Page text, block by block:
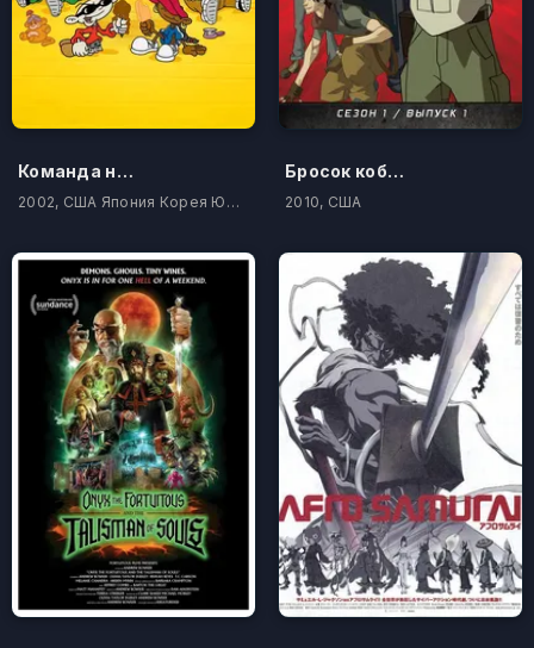
Команда нашего двора
2002, США Япония Корея Южная
Бросок кобры: Дезертиры
2010, США